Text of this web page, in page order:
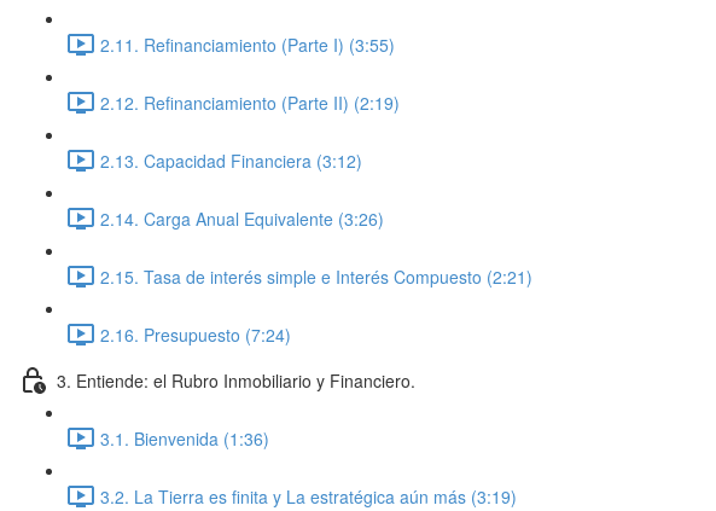
2.11. Refinanciamiento (Parte I) (3:55)
2.12. Refinanciamiento (Parte II) (2:19)
2.13. Capacidad Financiera (3:12)
2.14. Carga Anual Equivalente (3:26)
2.15. Tasa de interés simple e Interés Compuesto (2:21)
2.16. Presupuesto (7:24)
3. Entiende: el Rubro Inmobiliario y Financiero.
3.1. Bienvenida (1:36)
3.2. La Tierra es finita y La estratégica aún más (3:19)